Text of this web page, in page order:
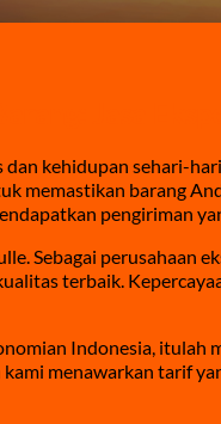
Jasa
kehidupan sehari-
memastikan barang
pengiriman
Sebagai perusahaan
terbaik.
Indonesia, itulah
menawarkan tarif